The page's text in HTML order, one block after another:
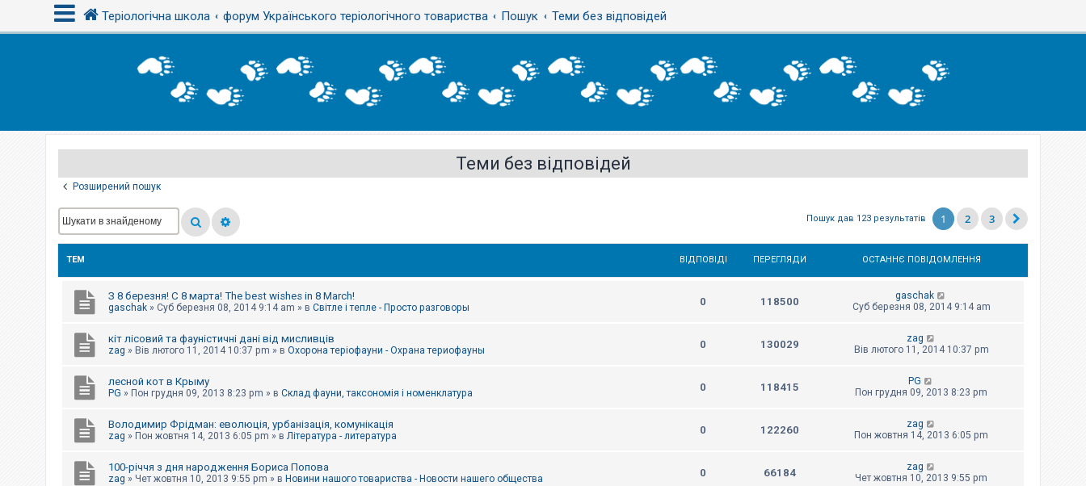
Теріологічна школа форум Українського теріологічного товариства Пошук Теми без відповідей
Теми без відповідей
Розширений пошук
Пошук дав 123 результатів 1 2 3
ТЕМ ВІДПОВІДІ ПЕРЕГЛЯДИ ОСТАННЄ ПОВІДОМЛЕННЯ
З 8 березня! С 8 марта! The best wishes in 8 March!
gaschak » Суб березня 08, 2014 9:14 am » в Світле і тепле - Просто разговоры 0 118500
gaschak
Суб березня 08, 2014 9:14 am
кіт лісовий та фауністичні дані від мисливців
zag » Вів лютого 11, 2014 10:37 pm » в Охорона теріофауни - Охрана териофауны 0 130029
zag
Вів лютого 11, 2014 10:37 pm
лесной кот в Крыму
PG » Пон грудня 09, 2013 8:23 pm » в Склад фауни, таксономія і номенклатура 0 118415
PG
Пон грудня 09, 2013 8:23 pm
Володимир Фрідман: еволюція, урбанізація, комунікація
zag » Пон жовтня 14, 2013 6:05 pm » в Література - литература 0 122260
zag
Пон жовтня 14, 2013 6:05 pm
100-річчя з дня народження Бориса Попова
zag » Чет жовтня 10, 2013 9:55 pm » в Новини нашого товариства - Новости нашего общества 0 66184
zag
Чет жовтня 10, 2013 9:55 pm